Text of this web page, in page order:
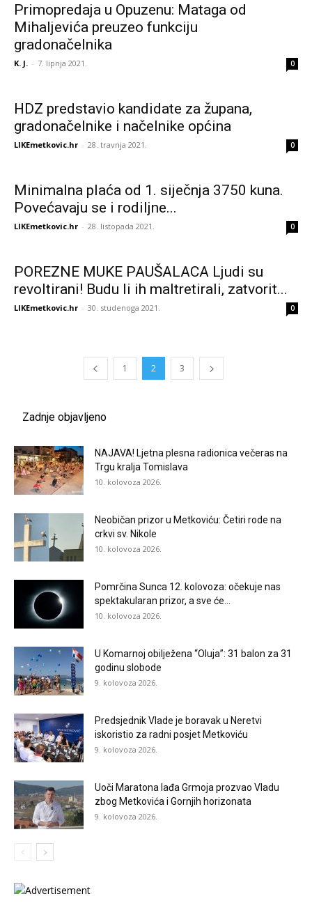
Primopredaja u Opuzenu: Mataga od
Mihaljevića preuzeo funkciju
gradonačelnika
K. J. - 7. lipnja 2021. 0
HDZ predstavio kandidate za župana,
gradonačelnike i načelnike općina
LIKEmetkovic.hr - 28. travnja 2021. 0
Minimalna plaća od 1. siječnja 3750 kuna.
Povećavaju se i rodiljne...
LIKEmetkovic.hr - 28. listopada 2021. 0
POREZNE MUKE PAUŠALACA Ljudi su
revoltirani! Budu li ih maltretirali, zatvorit...
LIKEmetkovic.hr - 30. studenoga 2021. 0
1 2 3
Zadnje objavljeno
NAJAVA! Ljetna plesna radionica večeras na
Trgu kralja Tomislava
10. kolovoza 2026.
Neobičan prizor u Metkoviću: Četiri rode na
crkvi sv. Nikole
10. kolovoza 2026.
Pomrčina Sunca 12. kolovoza: očekuje nas
spektakularan prizor, a sve će...
10. kolovoza 2026.
U Komarnoj obilježena “Oluja”: 31 balon za 31
godinu slobode
9. kolovoza 2026.
Predsjednik Vlade je boravak u Neretvi
iskoristio za radni posjet Metkoviću
9. kolovoza 2026.
Uoči Maratona lađa Grmoja prozvao Vladu
zbog Metkovića i Gornjih horizonata
9. kolovoza 2026.